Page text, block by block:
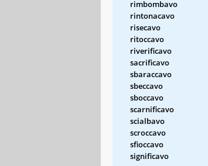
rimbombavo
rintonacavo
risecavo
ritoccavo
riverificavo
sacrificavo
sbaraccavo
sbeccavo
sboccavo
scarnificavo
scialbavo
scroccavo
sfioccavo
significavo